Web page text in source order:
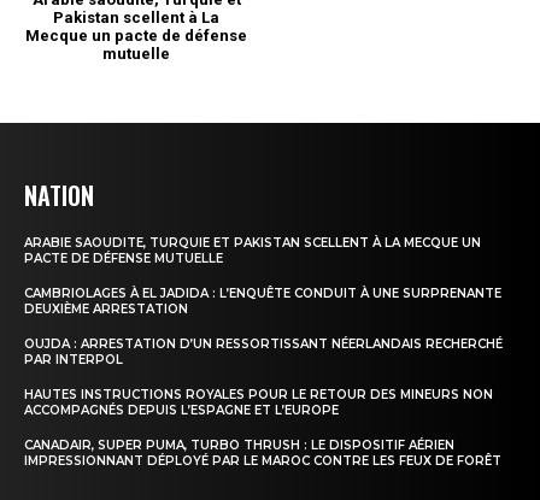
NATION
ARABIE SAOUDITE, TURQUIE ET PAKISTAN SCELLENT À LA MECQUE UN
PACTE DE DÉFENSE MUTUELLE
CAMBRIOLAGES À EL JADIDA : L’ENQUÊTE CONDUIT À UNE SURPRENANTE
DEUXIÈME ARRESTATION
OUJDA : ARRESTATION D’UN RESSORTISSANT NÉERLANDAIS RECHERCHÉ
PAR INTERPOL
HAUTES INSTRUCTIONS ROYALES POUR LE RETOUR DES MINEURS NON
ACCOMPAGNÉS DEPUIS L’ESPAGNE ET L’EUROPE
CANADAIR, SUPER PUMA, TURBO THRUSH : LE DISPOSITIF AÉRIEN
IMPRESSIONNANT DÉPLOYÉ PAR LE MAROC CONTRE LES FEUX DE FORÊT